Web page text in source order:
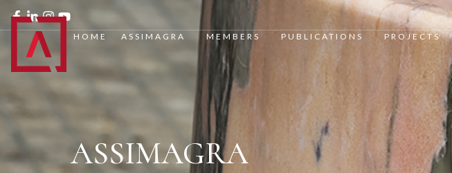
HOME ASSIMAGRA MEMBERS PUBLICATIONS PROJECTS
ASSIMAGRA